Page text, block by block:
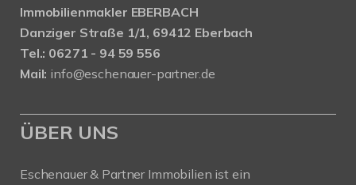
Immobilienmakler EBERBACH
Danziger Straße 1/1, 69412 Eberbach
Tel.: 06271 - 94 59 556
Mail: info@eschenauer-partner.de
ÜBER UNS
Eschenauer & Partner Immobilien ist ein